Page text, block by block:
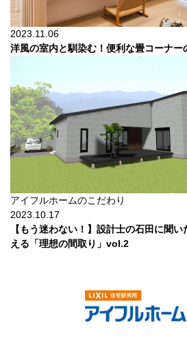
2023.11.06
洋風の室内と馴染む！便利な畳コーナー
アイフルホームのこだわり
2023.10.17
【もう迷わない！】設計士の石田に聞
える「理想の間取り」vol.2